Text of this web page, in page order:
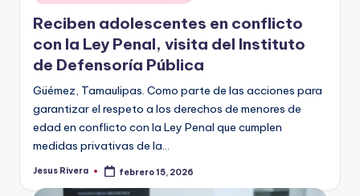
en
Reciben adolescentes en conflicto
con la Ley Penal, visita del Instituto
de Defensoría Pública
Güémez, Tamaulipas. Como parte de las acciones para
garantizar el respeto a los derechos de menores de
edad en conflicto con la Ley Penal que cumplen
medidas privativas de la…
Publicado
Jesus Rivera febrero 15, 2026